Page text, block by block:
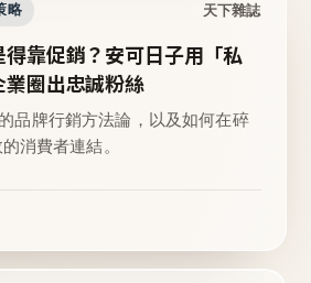
略 天下雜誌
靠促銷？安可日子用「私
圈出忠誠粉絲
品牌行銷方法論，以及如何在碎
消費者連結。